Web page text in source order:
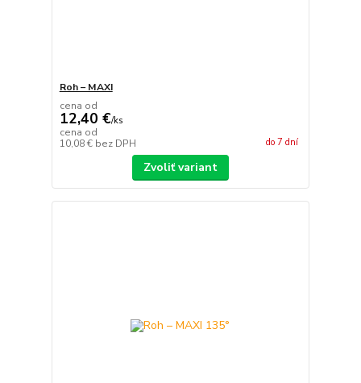
Roh – MAXI
cena od
12,40 €/ks
cena od
10,08 € bez DPH do 7 dní
Zvoliť variant